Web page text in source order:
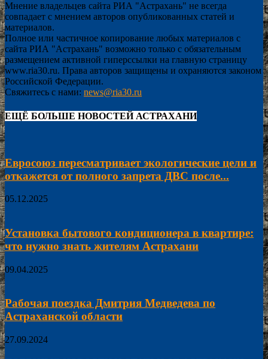
Мнение владельцев сайта РИА "Астрахань" не всегда
совпадает с мнением авторов опубликованных статей и
материалов.
Полное или частичное копирование любых материалов с
сайта РИА "Астрахань" возможно только с обязательным
размещением активной гиперссылки на главную страницу
www.ria30.ru. Права авторов защищены и охраняются законом
Российской Федерации.
Свяжитесь с нами: news@ria30.ru
ЕЩЁ БОЛЬШЕ НОВОСТЕЙ АСТРАХАНИ
Евросоюз пересматривает экологические цели и
откажется от полного запрета ДВС после...
05.12.2025
Установка бытового кондиционера в квартире:
что нужно знать жителям Астрахани
09.04.2025
Рабочая поездка Дмитрия Медведева по
Астраханской области
27.09.2024